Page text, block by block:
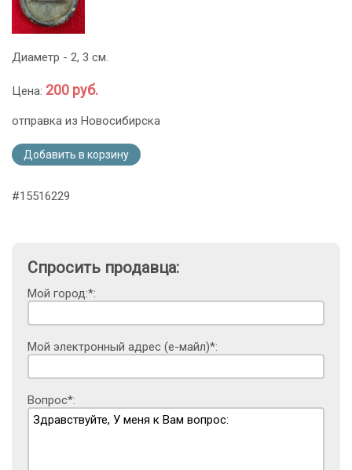
Диаметр - 2, 3 см.
Цена: 200 руб.
отправка из Новосибирска
Добавить в корзину
#15516229
Спросить продавца:
Мой город:*:
Мой электронный адрес (е-майл)*:
Вопрос*: